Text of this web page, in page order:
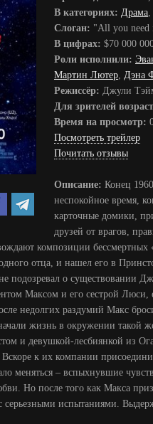
В категориях: Драма,
Слоган: "All you need
В цифрах: $70 000
Роли исполнили:
Мартин Лютер, Дэна
Режиссёр: Джули
Для зрителей
Время на просмотр:
Посмотреть трейлер
Почитать отзывы
Описание: Конец
неспокойное время,
карточные домики,
друзей от врагов,
композиции
отца, и нашел его в
подозревал о существовании
Максом и его сестрой Люси,
недолгих раздумий Макс
жизнь в окружении такой
и девушкой-лесбиянкой из
Вскоре к их компании
меняться – вспыхнувшие
Но после того как Макса
серьезными испытаниями.